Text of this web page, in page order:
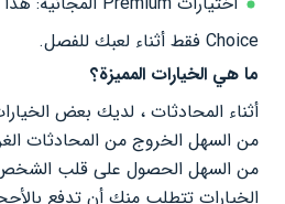
Choice فقط أثناء لعبك للفصل.
ما هي الخيارات المميزة؟
أثناء المحادثات ، لديك بعض
من السهل الخروج من المحادثات
من السهل الحصول على قلب
الخيارات تتطلب منك أن تدفع